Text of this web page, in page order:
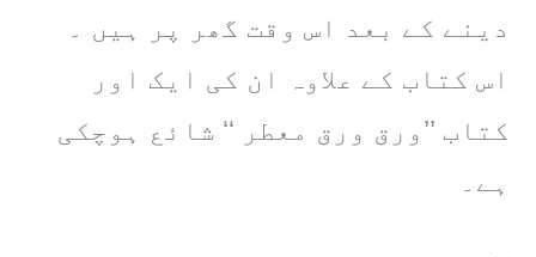
دینے کے بعد اس وقت گھر پر ہیں ۔
اس کتاب کے علاوہ ان کی ایک اور
کتاب ’’ورق ورق معطر ‘‘ شائع ہوچکی
ہے۔